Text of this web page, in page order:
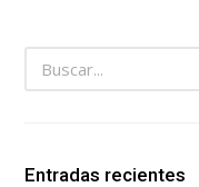
Entradas recientes